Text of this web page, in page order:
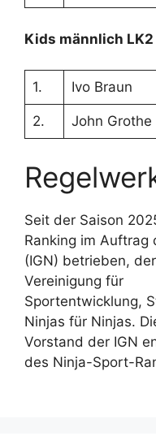
Kids männlich LK2
1. Ivo Braun
2. John Grothe
Seit der Saison
Ranking im Auftrag
(IGN) betrieben,
Vereinigung für
Sportentwicklung,
Ninjas für Ninjas.
Vorstand der IGN
des Ninja-Sport-